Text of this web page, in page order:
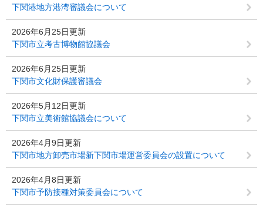
下関港地方港湾審議会について
2026年6月25日更新
下関市立考古博物館協議会
2026年6月25日更新
下関市文化財保護審議会
2026年5月12日更新
下関市立美術館協議会について
2026年4月9日更新
下関市地方卸売市場新下関市場運営委員会の設置について
2026年4月8日更新
下関市予防接種対策委員会について